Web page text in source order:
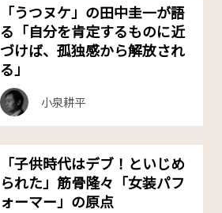
「うつヌケ」の田中圭一が語
る「自分を肯定するものに近
づけば、孤独感から解放され
る」
小泉耕平
「子供時代はデブ！といじめ
られた」筋骨隆々「女装パフ
ォーマー」の原点